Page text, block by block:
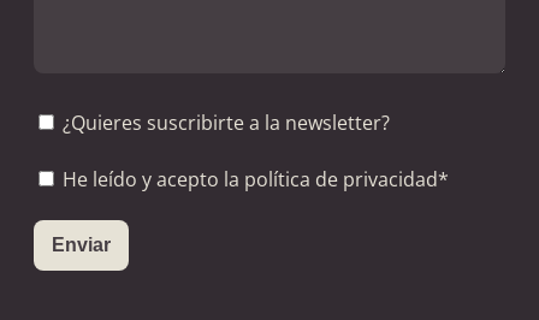
¿Quieres suscribirte a la newsletter?
He leído y acepto la política de privacidad*